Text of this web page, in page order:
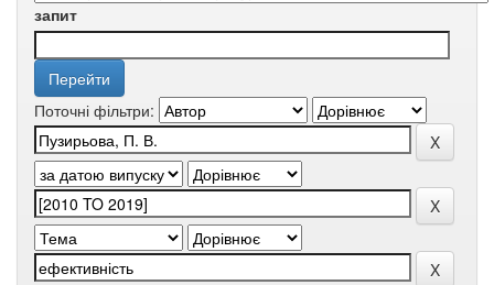
запит
Поточні фільтри: